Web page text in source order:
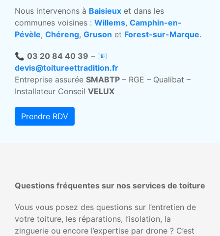
Nous intervenons à Baisieux et dans les
communes voisines : Willems, Camphin-en-
Pévèle, Chéreng, Gruson et Forest-sur-Marque.
📞 03 20 84 40 39 – 📧
devis@toitureettradition.fr
Entreprise assurée SMABTP – RGE – Qualibat –
Installateur Conseil VELUX
Prendre RDV
Questions fréquentes sur nos services de toiture
Vous vous posez des questions sur l’entretien de
votre toiture, les réparations, l’isolation, la
zinguerie ou encore l’expertise par drone ? C’est